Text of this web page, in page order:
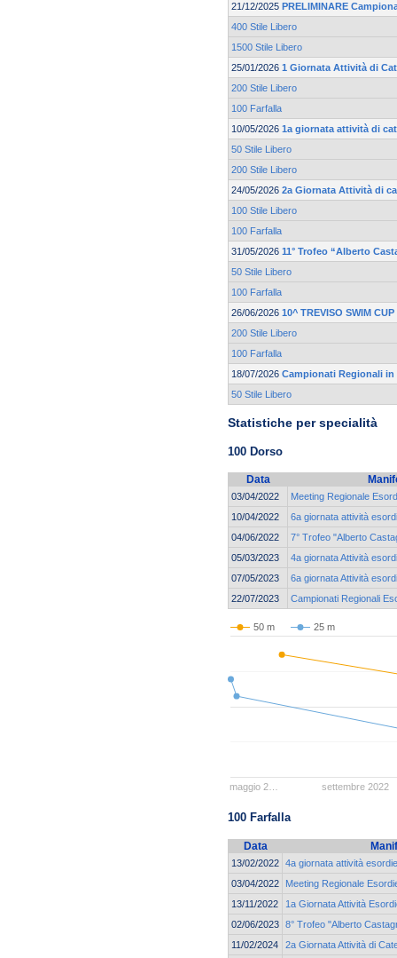
21/12/2025 PRELIMINARE
400 Stile Libero
1500 Stile Libero
25/01/2026 1 Giornata Attività di
200 Stile Libero
100 Farfalla
10/05/2026 1a giornata attività di
50 Stile Libero
200 Stile Libero
24/05/2026 2a Giornata Attività di
100 Stile Libero
100 Farfalla
31/05/2026 11° Trofeo “Alberto
50 Stile Libero
100 Farfalla
26/06/2026 10^ TREVISO SWIM CUP
200 Stile Libero
100 Farfalla
18/07/2026 Campionati Regionali in
50 Stile Libero
Statistiche per specialità
100 Dorso
Data
03/04/2022
Meeting Regionale
10/04/2022
6a giornata attività
04/06/2022
7° Trofeo "Alberto
05/03/2023
4a giornata Attività
07/05/2023
6a giornata Attività
22/07/2023
Campionati Regionali
50 m 25 m
maggio 2… settembre 2022
100 Farfalla
Data
13/02/2022 4a giornata attività
03/04/2022
Meeting Regionale
13/11/2022
1a Giornata Attività
02/06/2023 8° Trofeo "Alberto
11/02/2024
2a Giornata Attività di